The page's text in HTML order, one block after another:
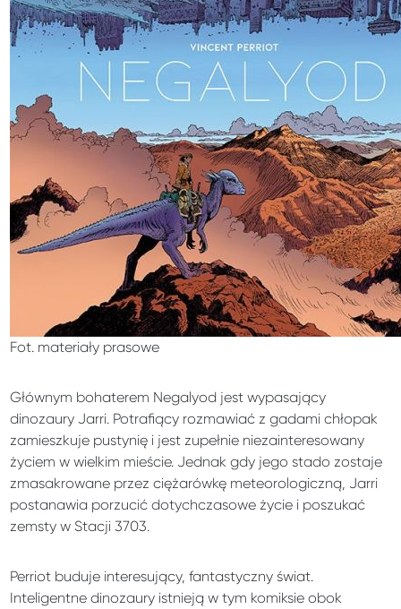
Fot. materiały prasowe
Głównym bohaterem Negalyod jest wypasający
dinozaury Jarri. Potrafiący rozmawiać z gadami chłopak
zamieszkuje pustynię i jest zupełnie niezainteresowany
życiem w wielkim mieście. Jednak gdy jego stado zostaje
zmasakrowane przez ciężarówkę meteorologiczną, Jarri
postanawia porzucić dotychczasowe życie i poszukać
zemsty w Stacji 3703.
Perriot buduje interesujący, fantastyczny świat.
Inteligentne dinozaury istnieją w tym komiksie obok